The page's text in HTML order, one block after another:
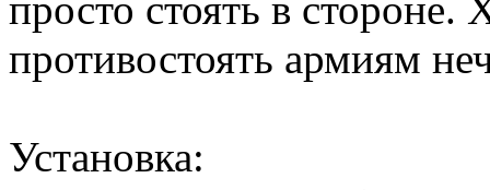
противостоять армиям
Установка: